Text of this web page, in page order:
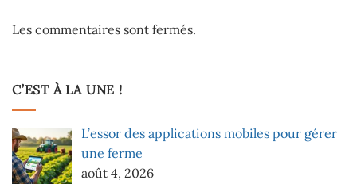
Les commentaires sont fermés.
C’EST À LA UNE !
L’essor des applications mobiles pour gérer
une ferme
août 4, 2026